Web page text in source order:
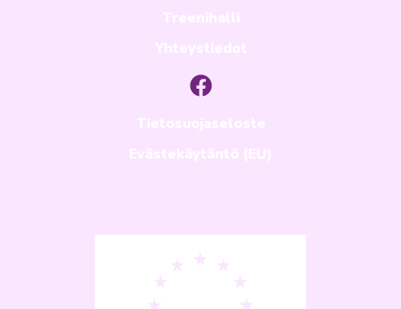
Treenihalli
Yhteystiedot
Tietosuojaseloste
Evästekäytäntö (EU)